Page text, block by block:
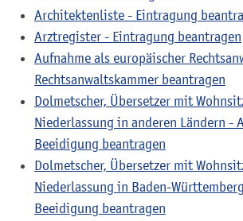
Architektenliste - Eintragung
Arztregister - Eintragung beantragen
Aufnahme als europäischer
Rechtsanwaltskammer beantragen
Dolmetscher, Übersetzer mit
Niederlassung in anderen Ländern -
Beeidigung beantragen
Dolmetscher, Übersetzer mit
Niederlassung in Baden-
Beeidigung beantragen